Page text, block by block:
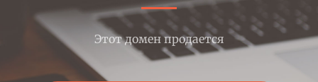
Этот домен продается